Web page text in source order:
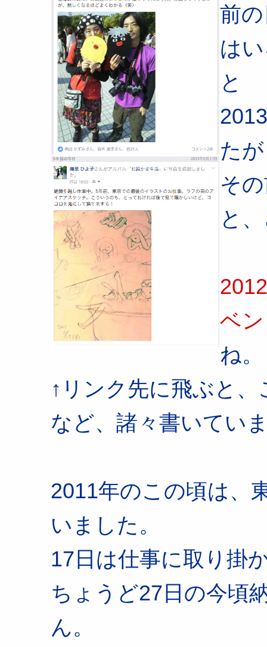
前
は
と
たが
そ
と
ベ
ね。
↑リンク先に飛ぶと
など、諸々書いてい
2011年のこの頃は、
いました。
17日は仕事に取り掛
ちょうど27日の今頃
ん。